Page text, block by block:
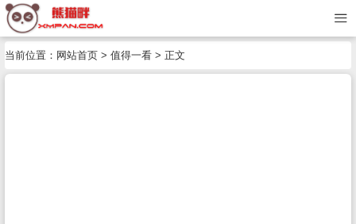
当前位置： 网站首页 > 值得一看 > 正文